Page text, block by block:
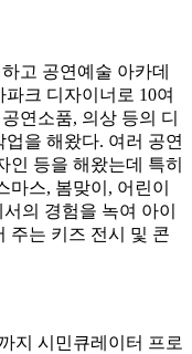
고 공연예술 아카데
크 디자이너로 10여
연소품, 의상 등의 디
을 해왔다. 여러 공연
인 등을 해왔는데 특히
스, 봄맞이, 어린이
의 경험을 녹여 아이
주는 키즈 전시 및 콘
지 시민큐레이터 프로